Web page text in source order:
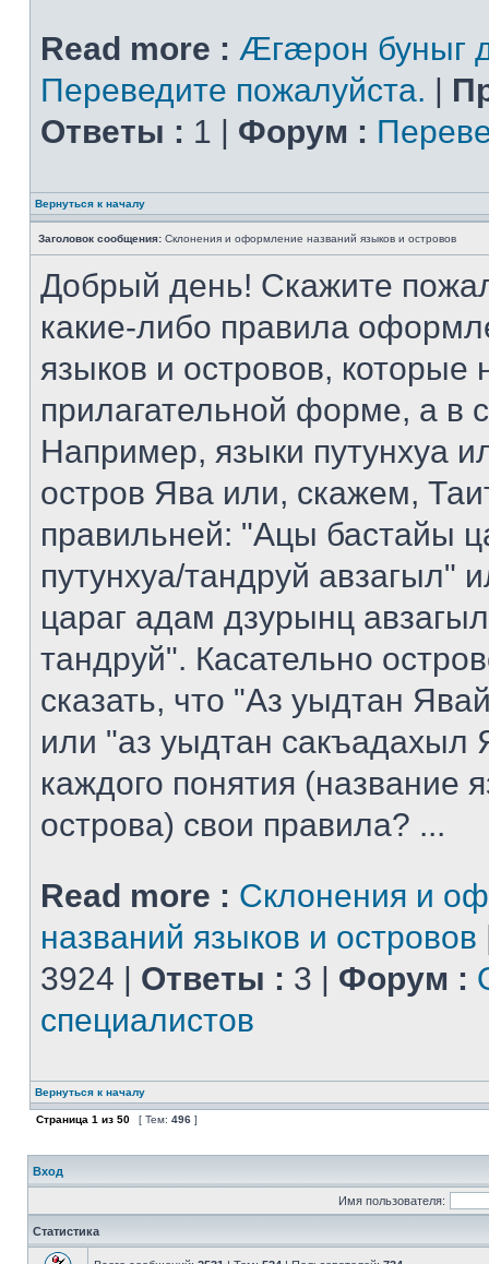
Read more : Æгæрон буныг
Переведите пожалуйста. |
Ответы : 1 | Форум :
Вернуться к началу
Заголовок сообщения: Склонения и оформление названий языков и островов
Добрый день! Скажите
какие-либо правила
языков и островов, которые
прилагательной форме, а в
Например, языки путунхуа
остров Ява или, скажем,
правильней: "Ацы бастайы
путунхуа/тандруй авзагыл"
цараг адам дзурынц
тандруй". Касательно
сказать, что "Аз уыдтан
или "аз уыдтан сакъадахыл
каждого понятия (название
острова) свои правила? ...
Read more : Склонения и
названий языков и островов
3924 | Ответы : 3 | Форум :
специалистов
Вернуться к началу
Страница 1 из 50 [ Тем: 496 ]
Вход
Имя пользователя:
Статистика